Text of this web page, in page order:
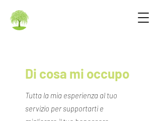
Di cosa mi occupo
Tutta la mia esperienza al tuo
servizio per supportarti e